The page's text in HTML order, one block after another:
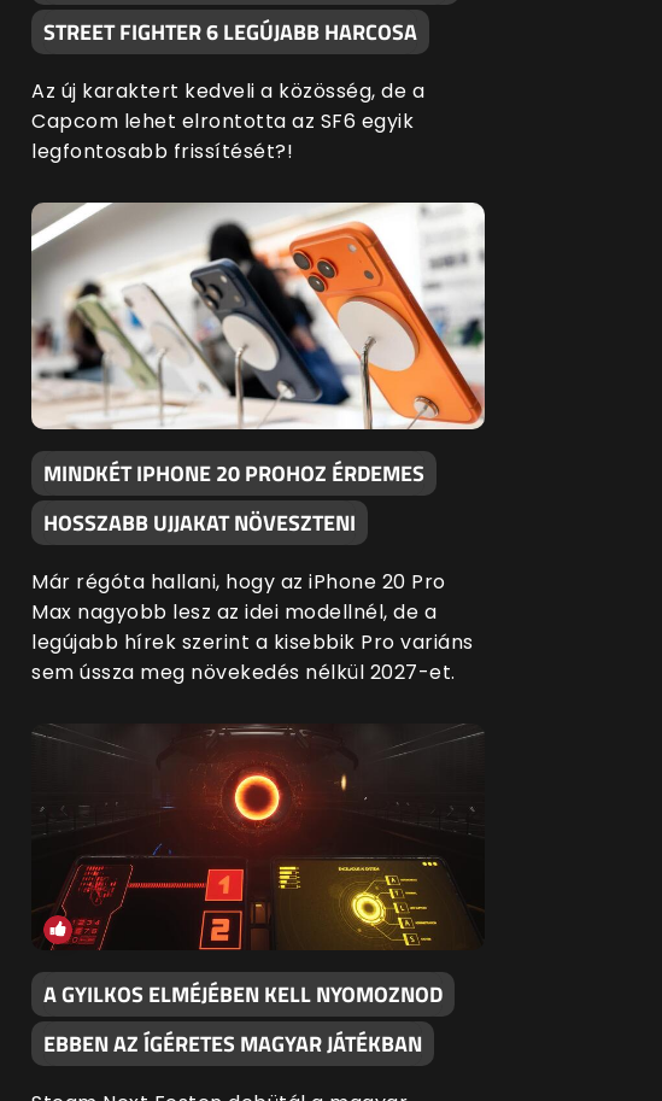
STREET FIGHTER 6 LEGÚJABB HARCOSA
Az új karaktert kedveli a közösség, de a
Capcom lehet elrontotta az SF6 egyik
legfontosabb frissítését?!
MINDKÉT IPHONE 20 PROHOZ ÉRDEMES
HOSSZABB UJJAKAT NÖVESZTENI
Már régóta hallani, hogy az iPhone 20 Pro
Max nagyobb lesz az idei modellnél, de a
legújabb hírek szerint a kisebbik Pro variáns
sem ússza meg növekedés nélkül 2027-et.
A GYILKOS ELMÉJÉBEN KELL NYOMOZNOD
EBBEN AZ ÍGÉRETES MAGYAR JÁTÉKBAN